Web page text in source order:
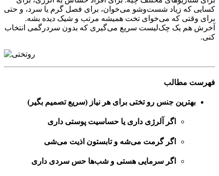
کسایی که زیاد شست‌وشو می‌خوان، برای فصل گرم یا سرد، و حتی
برای وقتی که می‌خوای تخت همیشه مرتب و شیک دیده بشه.
آخرش هم یک چک‌لیست سریع می‌گیری که بدون سردرگمی انتخاب
کنی.
فهرست مطالب
بهترین جنس رو تختی برای هر نیاز (سریع تصمیم بگیر)
اگر آلرژی داری یا حساسیت پوستی داری
اگر گرمت می‌شه و تابستون اذیت می‌شی
اگر سرمایی هستی و شب‌ها حس سردی داری